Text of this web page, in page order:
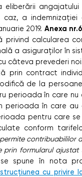
eliberării
caz, a
2019. Anexa nr.6
privind calcularea
a asiguraților în
câteva prevederi
prin contract
de la
perioada în care
perioada în care
pentru care
conform
contribuabililor
prin formularul
spune în nota
cu privire